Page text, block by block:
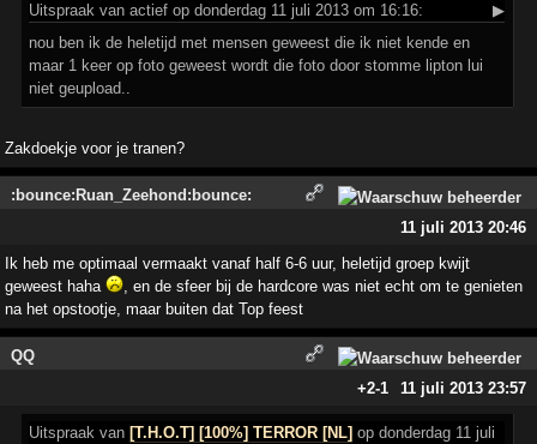
Uitspraak van actief op donderdag 11 juli 2013 om 16:16:
▶
nou ben ik de heletijd met mensen geweest die ik niet kende en
maar 1 keer op foto geweest wordt die foto door stomme lipton lui
niet geupload..
Zakdoekje voor je tranen?
:bounce:Ruan_Zeehond:bounce:
11 juli 2013 20:46
Ik heb me optimaal vermaakt vanaf half 6-6 uur, heletijd groep kwijt
geweest haha
, en de sfeer bij de hardcore was niet echt om te genieten
na het opstootje, maar buiten dat Top feest
QQ
+2-1 11 juli 2013 23:57
Uitspraak van [T.H.O.T] [100%] TERROR [NL] op donderdag 11 juli